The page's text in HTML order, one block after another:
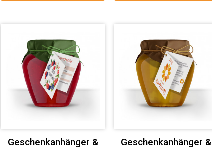
Geschenkanhänger &
Geschenkanhänger &